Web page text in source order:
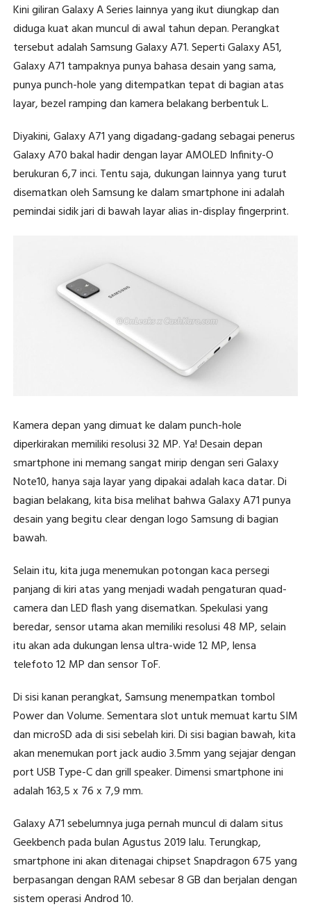
Kini giliran Galaxy A Series lainnya yang ikut diungkap dan
diduga kuat akan muncul di awal tahun depan. Perangkat
tersebut adalah Samsung Galaxy A71. Seperti Galaxy A51,
Galaxy A71 tampaknya punya bahasa desain yang sama,
punya punch-hole yang ditempatkan tepat di bagian atas
layar, bezel ramping dan kamera belakang berbentuk L.
Diyakini, Galaxy A71 yang digadang-gadang sebagai penerus
Galaxy A70 bakal hadir dengan layar AMOLED Infinity-O
berukuran 6,7 inci. Tentu saja, dukungan lainnya yang turut
disematkan oleh Samsung ke dalam smartphone ini adalah
pemindai sidik jari di bawah layar alias in-display fingerprint.
Kamera depan yang dimuat ke dalam punch-hole
diperkirakan memiliki resolusi 32 MP. Ya! Desain depan
smartphone ini memang sangat mirip dengan seri Galaxy
Note10, hanya saja layar yang dipakai adalah kaca datar. Di
bagian belakang, kita bisa melihat bahwa Galaxy A71 punya
desain yang begitu clear dengan logo Samsung di bagian
bawah.
Selain itu, kita juga menemukan potongan kaca persegi
panjang di kiri atas yang menjadi wadah pengaturan quad-
camera dan LED flash yang disematkan. Spekulasi yang
beredar, sensor utama akan memiliki resolusi 48 MP, selain
itu akan ada dukungan lensa ultra-wide 12 MP, lensa
telefoto 12 MP dan sensor ToF.
Di sisi kanan perangkat, Samsung menempatkan tombol
Power dan Volume. Sementara slot untuk memuat kartu SIM
dan microSD ada di sisi sebelah kiri. Di sisi bagian bawah, kita
akan menemukan port jack audio 3.5mm yang sejajar dengan
port USB Type-C dan grill speaker. Dimensi smartphone ini
adalah 163,5 x 76 x 7,9 mm.
Galaxy A71 sebelumnya juga pernah muncul di dalam situs
Geekbench pada bulan Agustus 2019 lalu. Terungkap,
smartphone ini akan ditenagai chipset Snapdragon 675 yang
berpasangan dengan RAM sebesar 8 GB dan berjalan dengan
sistem operasi Androd 10.